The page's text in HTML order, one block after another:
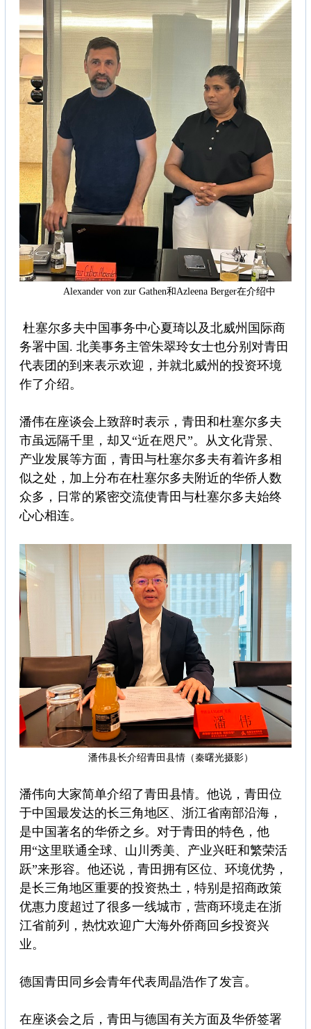
Alexander von zur Gathen和Azleena Berger在介绍中
杜塞尔多夫中国事务中心夏琦以及北威州国际商
务署中国. 北美事务主管朱翠玲女士也分别对青田
代表团的到来表示欢迎，并就北威州的投资环境
作了介绍。
潘伟在座谈会上致辞时表示，青田和杜塞尔多夫
市虽远隔千里，却又“近在咫尺”。从文化背景、
产业发展等方面，青田与杜塞尔多夫有着许多相
似之处，加上分布在杜塞尔多夫附近的华侨人数
众多，日常的紧密交流使青田与杜塞尔多夫始终
心心相连。
潘伟县长介绍青田县情（秦曙光摄影）
潘伟向大家简单介绍了青田县情。他说，青田位
于中国最发达的长三角地区、浙江省南部沿海，
是中国著名的华侨之乡。对于青田的特色，他
用“这里联通全球、山川秀美、产业兴旺和繁荣活
跃”来形容。他还说，青田拥有区位、环境优势，
是长三角地区重要的投资热土，特别是招商政策
优惠力度超过了很多一线城市，营商环境走在浙
江省前列，热忱欢迎广大海外侨商回乡投资兴
业。
德国青田同乡会青年代表周晶浩作了发言。
在座谈会之后，青田与德国有关方面及华侨签署